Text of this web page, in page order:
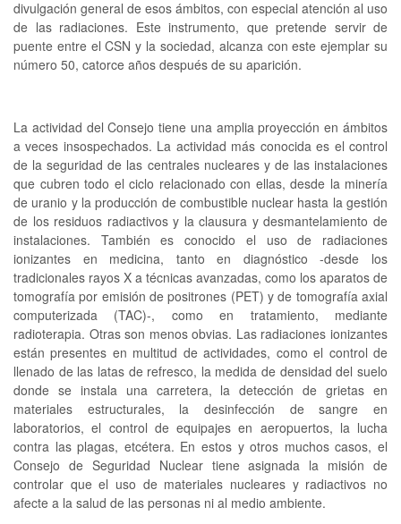
divulgación general de esos ámbitos, con especial atención al uso
de las radiaciones. Este instrumento, que pretende servir de
puente entre el CSN y la sociedad, alcanza con este ejemplar su
número 50, catorce años después de su aparición.
La actividad del Consejo tiene una amplia proyección en ámbitos
a veces insospechados. La actividad más conocida es el control
de la seguridad de las centrales nucleares y de las instalaciones
que cubren todo el ciclo relacionado con ellas, desde la minería
de uranio y la producción de combustible nuclear hasta la gestión
de los residuos radiactivos y la clausura y desmantelamiento de
instalaciones. También es conocido el uso de radiaciones
ionizantes en medicina, tanto en diagnóstico -desde los
tradicionales rayos X a técnicas avanzadas, como los aparatos de
tomografía por emisión de positrones (PET) y de tomografía axial
computerizada (TAC)-, como en tratamiento, mediante
radioterapia. Otras son menos obvias. Las radiaciones ionizantes
están presentes en multitud de actividades, como el control de
llenado de las latas de refresco, la medida de densidad del suelo
donde se instala una carretera, la detección de grietas en
materiales estructurales, la desinfección de sangre en
laboratorios, el control de equipajes en aeropuertos, la lucha
contra las plagas, etcétera. En estos y otros muchos casos, el
Consejo de Seguridad Nuclear tiene asignada la misión de
controlar que el uso de materiales nucleares y radiactivos no
afecte a la salud de las personas ni al medio ambiente.